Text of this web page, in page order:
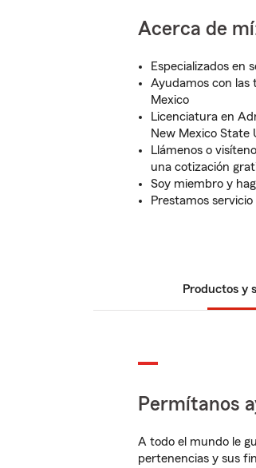
Acerca de
Especializados en
Ayudamos con las
Mexico
Licenciatura en
New Mexico State
Llámenos o
una cotización
Soy miembro y
Prestamos
Productos y
Permítanos
A todo el mundo le
pertenencias y sus